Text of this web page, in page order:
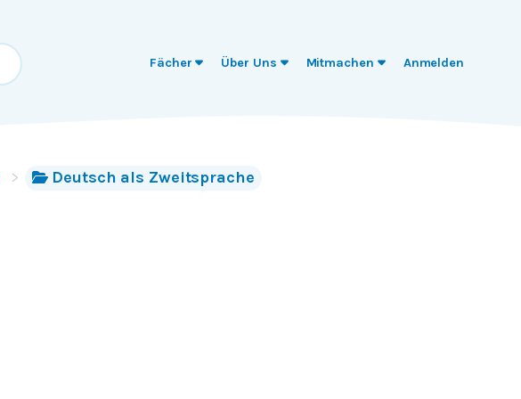
Fächer Über Uns Mitmachen Anmelden
Deutsch als Zweitsprache